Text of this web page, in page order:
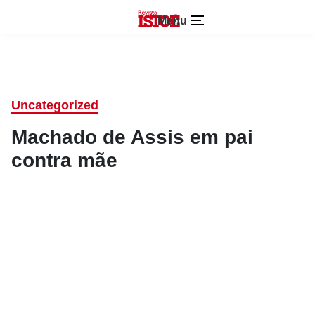
Menu
Uncategorized
Machado de Assis em pai
contra mãe